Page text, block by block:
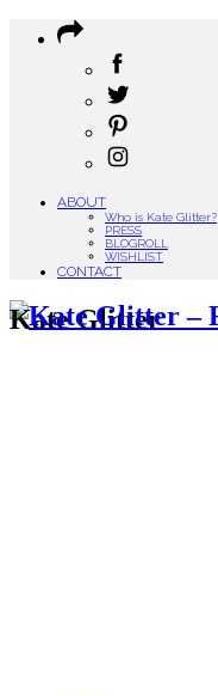
ABOUT
Who is Kate Glitter?
PRESS
BLOGROLL
WISHLIST
CONTACT
Kate Glitter